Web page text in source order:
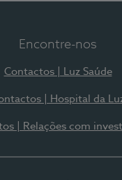
Encontre-nos
Contactos | Luz Saúde
| Hospital da
| Relações com